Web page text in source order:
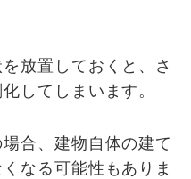
放置しておくと、さ
してしまいます。
合、建物自体の建て
なる可能性もありま